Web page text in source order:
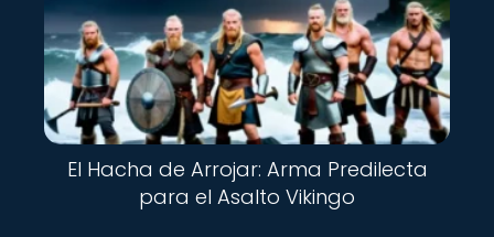
El Hacha de Arrojar: Arma Predilecta
para el Asalto Vikingo